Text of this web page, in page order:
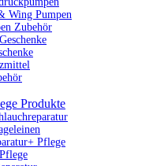
Wing Pumpen
Zubehör
Produkte
Pflege